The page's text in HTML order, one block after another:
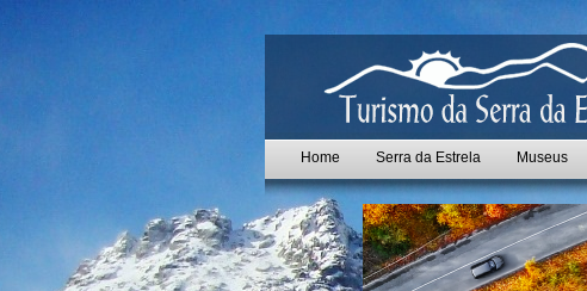
Home Serra da Estrela Museus